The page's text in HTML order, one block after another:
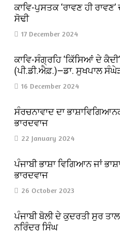
ਕਾਵਿ-ਪੁਸਤਕ ‘ਰਾਵਣ ਹੀ
ਸੋਢੀ
17 December 2024
ਕਾਵਿ-ਸੰਗ੍ਰਹਿ ‘ਕਿੱਸਿਆਂ ਦੇ
(ਪੀ.ਡੀ.ਐਫ਼.)—ਡਾ. ਸੁਖਪਾਲ
16 December 2024
ਸੰਰਚਨਾਵਾਦ ਦਾ
ਭਾਰਦਵਾਜ
22 January 2024
ਪੰਜਾਬੀ ਭਾਸ਼ਾ ਵਿਗਿਆਨ ਜਾਂ
ਭਾਰਦਵਾਜ
26 October 2023
ਪੰਜਾਬੀ ਬੋਲੀ ਦੇ ਕੁਦਰਤੀ ਸੁਰ
ਨਰਿੰਦਰ ਸਿੰਘ